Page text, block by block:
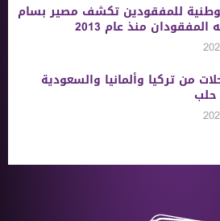
للمفقودين تكشف مصير بسام
المفقودان منذ عام 2013
من ‏تركيا وألمانيا والسعودية